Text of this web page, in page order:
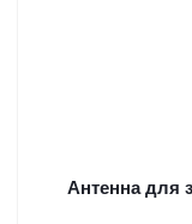
Aнтенна для